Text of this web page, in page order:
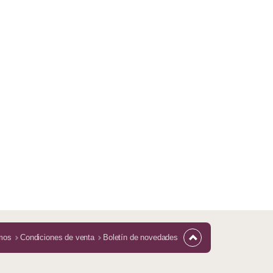
Condiciones de venta Boletín de novedades